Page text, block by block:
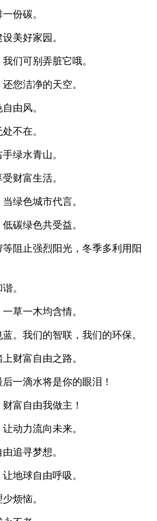
份碳。
美好家园。
们可别弄脏它哦。
您洁净的天空。
由风。
不在。
绿水青山。
财富生活。
绿色城市代言。
碳绿色共受益。
阻止强烈阳光，冬季多利用阳
。
草一木均含情。
。我们的智联，我们的环保。
财富自由之路。
一滴水将是你的眼泪！
富自由我做主！
动力流向未来。
追寻梦想。
地球自由呼吸。
烦恼。